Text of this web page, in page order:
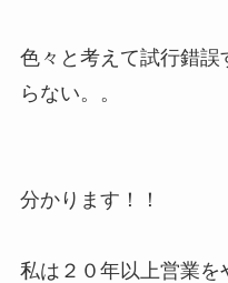
色々と考えて試行錯
らない。。
分かります！！
私は２０年以上営業を